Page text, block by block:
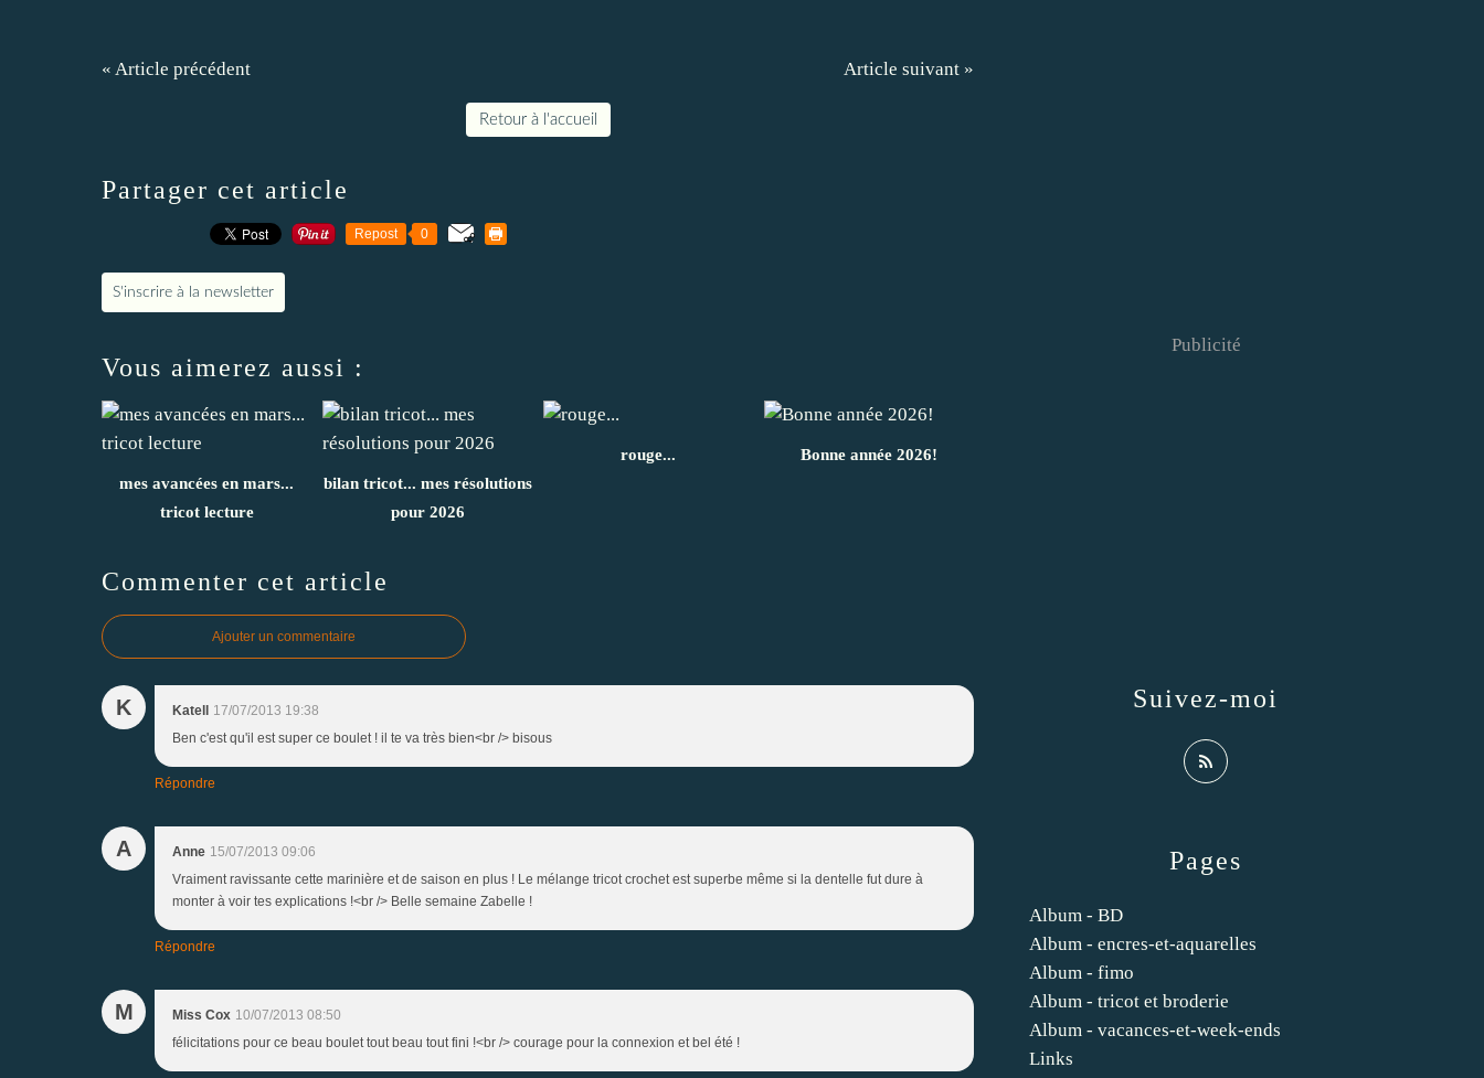
« Article précédent Article suivant »
Retour à l'accueil
Partager cet article
Repost 0
S'inscrire à la newsletter
Vous aimerez aussi :
mes avancées en mars...
tricot lecture
bilan tricot... mes résolutions
pour 2026
rouge... Bonne année 2026!
Commenter cet article
Ajouter un commentaire
K Katell 17/07/2013 19:38
Ben c'est qu'il est super ce boulet ! il te va très bien<br /> bisous
Répondre
A Anne 15/07/2013 09:06
Vraiment ravissante cette marinière et de saison en plus ! Le mélange tricot crochet est superbe même si la dentelle fut dure à
monter à voir tes explications !<br /> Belle semaine Zabelle !
Répondre
M Miss Cox 10/07/2013 08:50
félicitations pour ce beau boulet tout beau tout fini !<br /> courage pour la connexion et bel été !
Pages
Album - BD
Album - encres-et-aquarelles
Album - fimo
Album - tricot et broderie
Album - vacances-et-week-ends
Links
Suivez-moi
Publicité